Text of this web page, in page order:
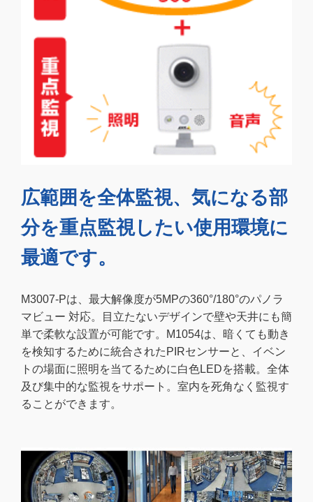
広範囲を全体監視、気になる部
分を重点監視したい使用環境に
最適です。
M3007-Pは、最大解像度が5MPの360°/180°のパノラ
マビュー 対応。目立たないデザインで壁や天井にも簡
単で柔軟な設置が可能です。M1054は、暗くても動き
を検知するために統合されたPIRセンサーと、イベン
トの場面に照明を当てるために白色LEDを搭載。全体
及び集中的な監視をサポート。室内を死角なく監視す
ることができます。